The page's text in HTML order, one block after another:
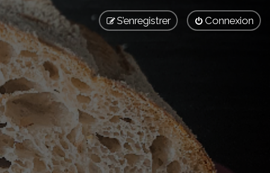
Connexion
S’enregistrer